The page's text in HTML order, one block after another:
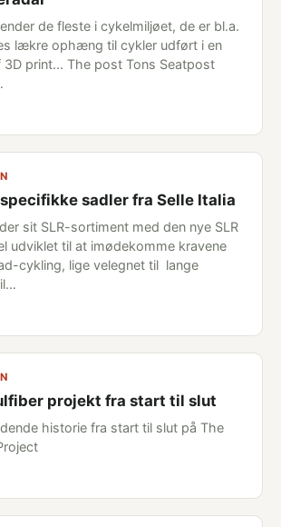
de fleste i cykelmiljøet, de er bl.a.
lækre ophæng til cykler udført i en
3D print... The post Tons Seatpost
sadler fra Selle Italia
sit SLR-sortiment med den nye SLR
udviklet til at imødekomme kravene
cykling, lige velegnet til lange
projekt fra start til slut
historie fra start til slut på The